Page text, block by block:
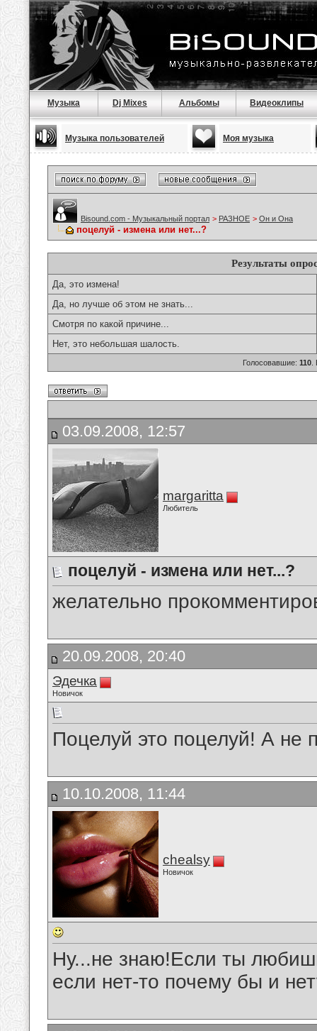
Музыка Dj Mixes Альбомы Видеоклипы
Музыка пользователей Моя музыка
Bisound.com - Музыкальный портал > РАЗНОЕ > Он и Она
поцелуй - измена или нет...?
Результаты
Да, это измена!
Да, но лучше об этом не знать...
Смотря по какой причине...
Нет, это небольшая шалость.
Голосовавшие: 110
03.09.2008, 12:57
margaritta
Любитель
поцелуй - измена или нет...?
желательно
20.09.2008, 20:40
Эдечка
Новичок
Поцелуй это поцелуй! А не
10.10.2008, 11:44
chealsy
Новичок
Ну...не знаю!Если ты
если нет-то почему бы и